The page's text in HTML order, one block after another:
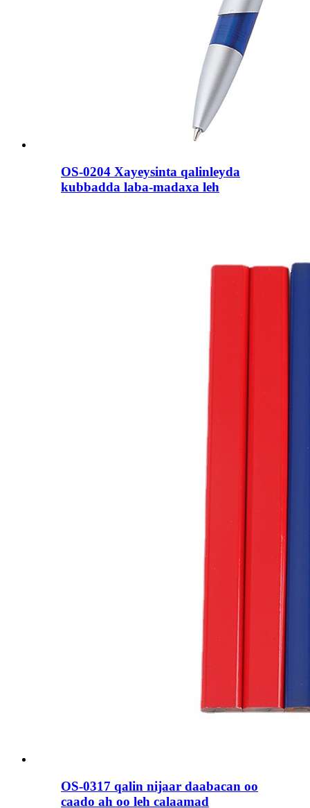
OS-0204 Xayeysinta qalinleyda
kubbadda laba-madaxa leh
OS-0317 qalin nijaar daabacan oo
caado ah oo leh calaamad